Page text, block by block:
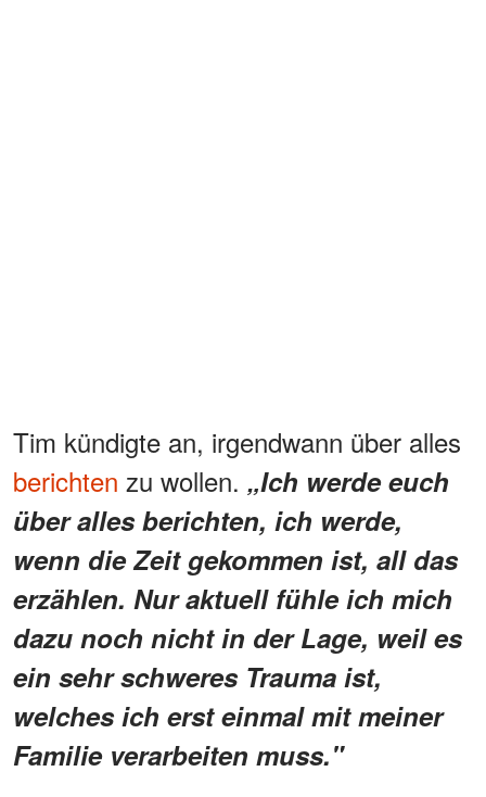
Tim kündigte an, irgendwann über alles
berichten zu wollen. „Ich werde euch
über alles berichten, ich werde,
wenn die Zeit gekommen ist, all das
erzählen. Nur aktuell fühle ich mich
dazu noch nicht in der Lage, weil es
ein sehr schweres Trauma ist,
welches ich erst einmal mit meiner
Familie verarbeiten muss."